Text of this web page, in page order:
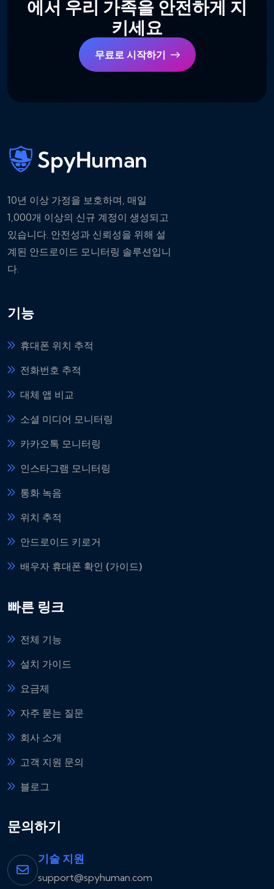
에서 우리 가족을 안전하게 지
키세요
무료로 시작하기
10년 이상 가정을 보호하며, 매일
1,000개 이상의 신규 계정이 생성되고
있습니다. 안전성과 신뢰성을 위해 설
계된 안드로이드 모니터링 솔루션입니
다.
기능
휴대폰 위치 추적
전화번호 추적
대체 앱 비교
소셜 미디어 모니터링
카카오톡 모니터링
인스타그램 모니터링
통화 녹음
위치 추적
안드로이드 키로거
배우자 휴대폰 확인 (가이드)
빠른 링크
전체 기능
설치 가이드
요금제
자주 묻는 질문
회사 소개
고객 지원 문의
블로그
문의하기
기술 지원
support@spyhuman.com